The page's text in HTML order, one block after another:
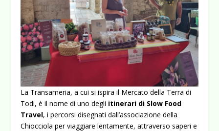
La Transameria, a cui si ispira il Mercato della Terra di
Todi, è il nome di uno degli itinerari di Slow Food
Travel, i percorsi disegnati dall’associazione della
Chiocciola per viaggiare lentamente, attraverso saperi e